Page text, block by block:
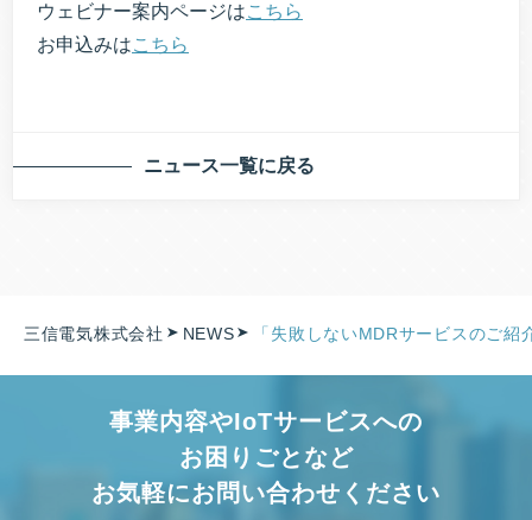
ウェビナー案内ページはこちら
お申込みはこちら
ニュース一覧に戻る
三信電気株式会社 NEWS 「失敗しないMDRサービスのご
事業内容やIoTサービスへの
お困りごとなど
お気軽にお問い合わせください